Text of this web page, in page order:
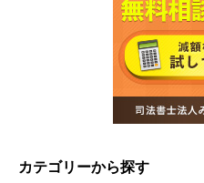
カテゴリーから探す